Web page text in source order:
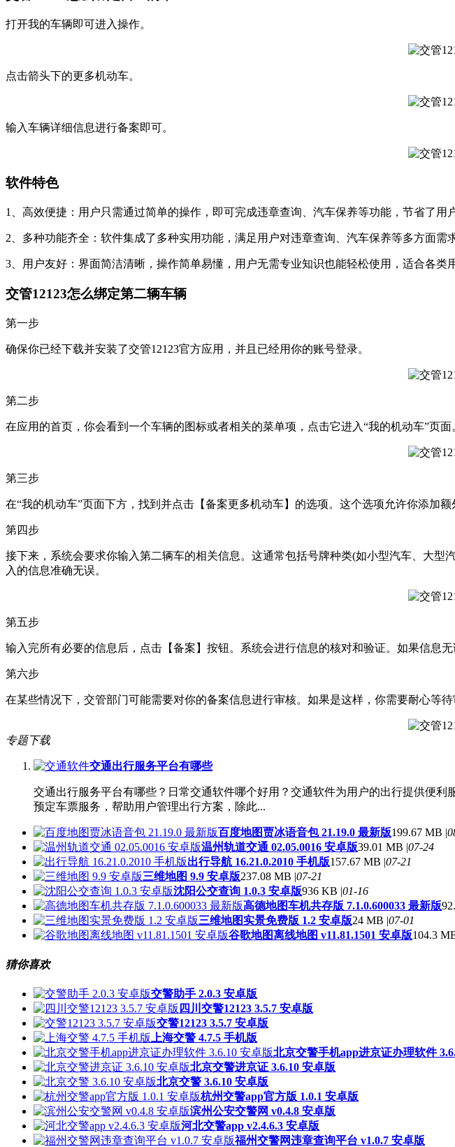
打开我的车辆即可进入操作。
点击箭头下的更多机动车。
输入车辆详细信息进行备案即可。
软件特色
1、高效便捷：用户只需通过简单的操作，即可完成违章查询、汽车保养等功能，节省了用
2、多种功能齐全：软件集成了多种实用功能，满足用户对违章查询、汽车保养等多方面需
3、用户友好：界面简洁清晰，操作简单易懂，用户无需专业知识也能轻松使用，适合各类
交管12123怎么绑定第二辆车辆
第一步
确保你已经下载并安装了交管12123官方应用，并且已经用你的账号登录。
第二步
在应用的首页，你会看到一个车辆的图标或者相关的菜单项，点击它进入“我的机动车”页
第三步
在“我的机动车”页面下方，找到并点击【备案更多机动车】的选项。这个选项允许你添加额
第四步
接下来，系统会要求你输入第二辆车的相关信息。这通常包括号牌种类(如小型汽车、大
入的信息准确无误。
第五步
输入完所有必要的信息后，点击【备案】按钮。系统会进行信息的核对和验证。如果信息
第六步
在某些情况下，交管部门可能需要对你的备案信息进行审核。如果是这样，你需要耐心等
专题下载
交通出行服务平台有哪些
交通出行服务平台有哪些？日常交通软件哪个好用？交通软件为用户的出行提供便
预定车票服务，帮助用户管理出行方案，除此...
百度地图贾冰语音包 21.19.0 最新版199.67 MB |
温州轨道交通 02.05.0016 安卓版39.01 MB |07-24
出行导航 16.21.0.2010 手机版157.67 MB |07-21
三维地图 9.9 安卓版237.08 MB |07-21
沈阳公交查询 1.0.3 安卓版936 KB |01-16
高德地图车机共存版 7.1.0.600033 最新版
三维地图实景免费版 1.2 安卓版24 MB |07-01
谷歌地图离线地图 v11.81.1501 安卓版104.3
猜你喜欢
交警助手 2.0.3 安卓版
四川交警12123 3.5.7 安卓版
交警12123 3.5.7 安卓版
上海交警 4.7.5 手机版
北京交警手机app进京证办理软件
北京交警进京证 3.6.10 安卓版
北京交警 3.6.10 安卓版
杭州交警app官方版 1.0.1 安卓版
滨州公安交警网 v0.4.8 安卓版
河北交警app v2.4.6.3 安卓版
福州交警网违章查询平台 v1.0.7 安卓版